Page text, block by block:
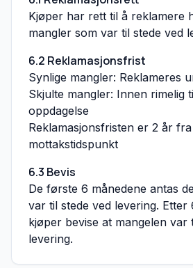
Kjøper har rett til å reklamere
mangler som var til stede ved
6.2 Reklamasjonsfrist
Synlige mangler: Reklameres
Skjulte mangler: Innen rimelig
oppdagelse
Reklamasjonsfristen er 2 år fra
mottakstidspunkt
6.3 Bevis
De første 6 månedene antas
var til stede ved levering. Etter
kjøper bevise at mangelen var
levering.